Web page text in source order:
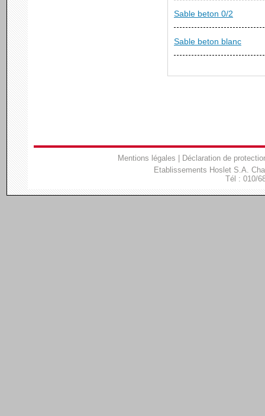
Sable beton 0/2
Sable beton blanc
Mentions légales
Déclaration de
Etablissements Hoslet S.A.
Tél : 010/